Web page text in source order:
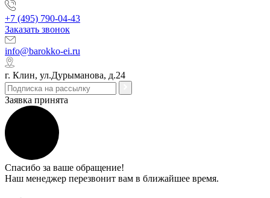
+7 (495) 790-04-43
Заказать звонок
info@barokko-ei.ru
г. Клин, ул.Дурыманова, д.24
Заявка принята
Спасибо за ваше обращение!
Наш менеджер перезвонит вам в ближайшее время.